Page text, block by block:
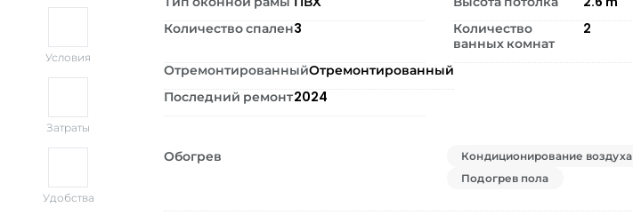
Условия
Затраты
Удобства
Количество спален3
Количество
ванных комнат
2
ОтремонтированныйОтремонтированный
Последний ремонт2024
Обогрев
Кондиционирование воздуха
Подогрев пола